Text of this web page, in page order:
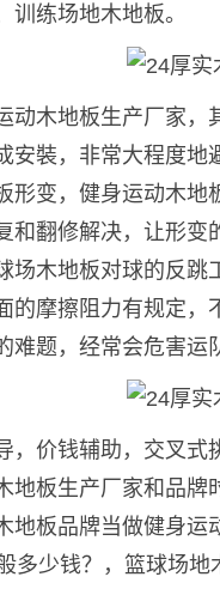
训练场地木地板。
动木地板生产厂家
安裝，非常大程度
形变，健身运动木
和翻修解决，让形
场木地板对球的反
的摩擦阻力有规定
难题，经常会危害运
，价钱辅助，交叉
地板生产厂家和品
地板品牌当做健身
多少钱？，篮球场